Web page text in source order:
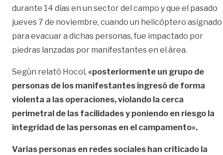
durante 14 días en un sector del campo y que el pasado
jueves 7 de noviembre, cuando un helicóptero asignado
para evacuar a dichas personas, fue impactado por
piedras lanzadas por manifestantes en el área.
Según relató Hocol, «posteriormente un grupo de
personas de los manifestantes ingresó de forma
violenta a las operaciones, violando la cerca
perimetral de las facilidades y poniendo en riesgo la
integridad de las personas en el campamento».
Varias personas en redes sociales han criticado la